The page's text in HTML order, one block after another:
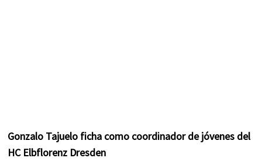
Gonzalo Tajuelo ficha como coordinador de jóvenes del
HC Elbflorenz Dresden